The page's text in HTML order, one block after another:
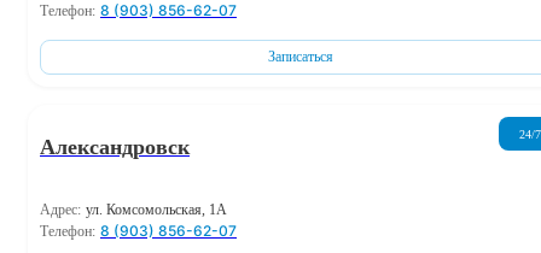
Телефон: 8 (903) 856-62-07
Записаться
Александровск
24/7
Адрес: ул. Комсомольская, 1А
Телефон: 8 (903) 856-62-07